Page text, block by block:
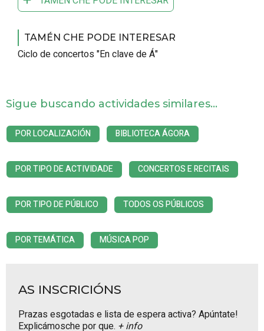
TAMÉN CHE PODE INTERESAR
Ciclo de concertos "En clave de Á"
Sigue buscando actividades similares...
POR LOCALIZACIÓN BIBLIOTECA ÁGORA
POR TIPO DE ACTIVIDADE CONCERTOS E RECITAIS
POR TIPO DE PÚBLICO TODOS OS PÚBLICOS
POR TEMÁTICA MÚSICA POP
AS INSCRICIÓNS
Prazas esgotadas e lista de espera activa? Apúntate!
Explicámosche por que. + info